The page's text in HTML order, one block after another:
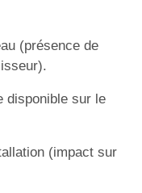
(présence de
disponible sur le
(impact sur